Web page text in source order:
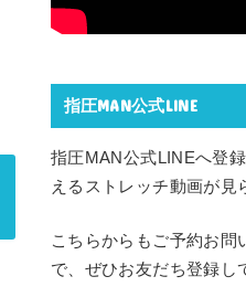
指圧MAN公式LINE
指圧MAN公式LINEへ登
えるストレッチ動画が見
こちらからもご予約お問
で、ぜひお友だち登録し